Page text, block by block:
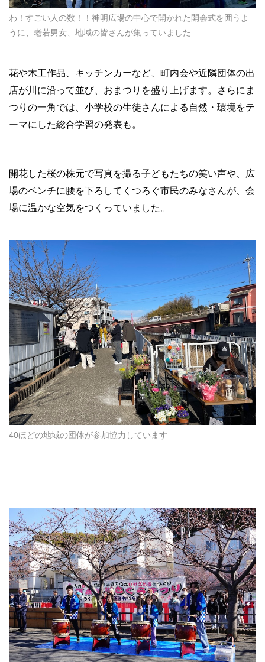
わ！すごい人の数！！神明広場の中心で開かれた開会式を囲うよ
うに、老若男女、地域の皆さんが集っていました
花や木工作品、キッチンカーなど、町内会や近隣団体の出
店が川に沿って並び、おまつりを盛り上げます。さらにま
つりの一角では、小学校の生徒さんによる自然・環境をテ
ーマにした総合学習の発表も。
開花した桜の株元で写真を撮る子どもたちの笑い声や、広
場のベンチに腰を下ろしてくつろぐ市民のみなさんが、会
場に温かな空気をつくっていました。
40ほどの地域の団体が参加協力しています